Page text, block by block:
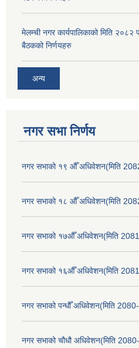
मेलम्ची नगर कार्यपालिकाको मिति
बैठकको निर्णयहरु
अन्य
नगर सभा निर्णय
नगर सभाको १९ औँ अधिवेशन(मिति
नगर सभाको १८ औँ अधिवेशन(मिति
नगर सभाको १७औँ अधिवेशन(मिति
नगर सभाको १६औँ अधिवेशन(मिति
नगर सभाको पन्धौँ अधिवेशन(मिति
नगर सभाको चौधौ अधिवेशन(मिति